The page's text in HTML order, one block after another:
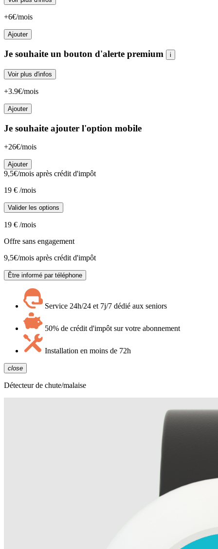
+6€/mois
Ajouter
Je souhaite un bouton d'alerte premium i
Voir plus d'infos
+3.9€/mois
Ajouter
Je souhaite ajouter l'option mobile
+26€/mois
Ajouter
9,5€/mois après crédit d'impôt
19 € /mois
Valider les options
19 € /mois
Offre sans engagement
9,5€/mois après crédit d'impôt
Être informé par téléphone
Service 24h/24 et 7j/7 dédié aux seniors
50% de crédit d'impôt sur votre abonnement
Installation en moins de 72h
close
Détecteur de chute/malaise